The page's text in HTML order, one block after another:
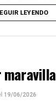
LEYENDO
maravilla
19/06/2026